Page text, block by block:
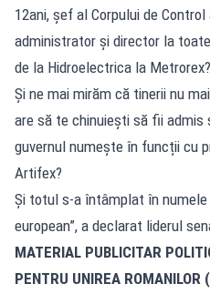
12ani, șef al Corpului de
administrator și director la
de la Hidroelectrica la Metrorex?
Și ne mai mirăm că tinerii nu
are să te chinuiești să fii admis
guvernul numește în funcții cu
Artifex?
Și totul s-a întâmplat în numele
european”, a declarat liderul
MATERIAL PUBLICITAR
PENTRU UNIREA